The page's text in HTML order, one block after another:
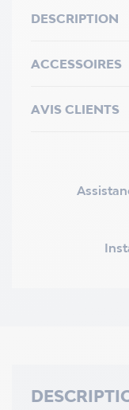
DESCRIPTION
ACCESSOIRES
AVIS CLIENTS